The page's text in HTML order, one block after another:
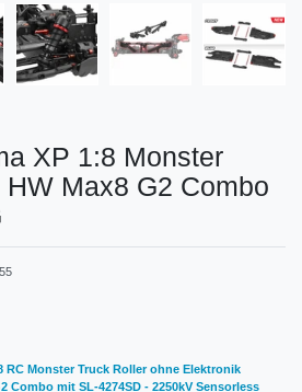
XP 1:8 Monster
Max8 G2 Combo
RC Monster Truck Roller ohne Elektronik
Combo mit SL-4274SD - 2250kV Sensorless